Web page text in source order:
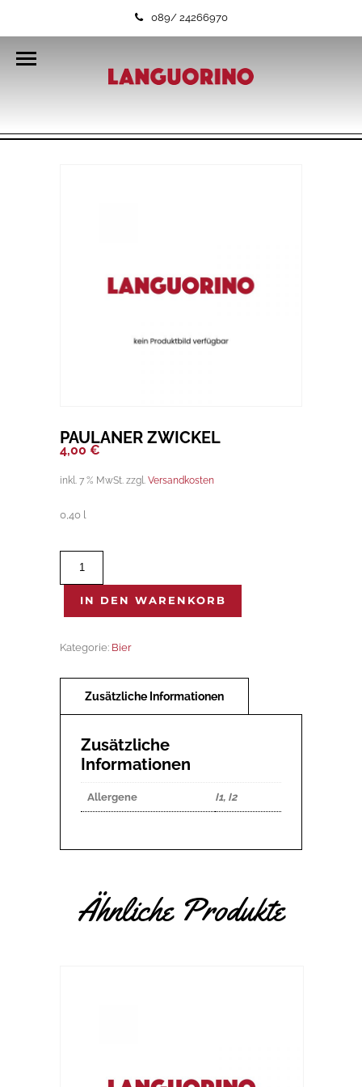
089/ 24266970
PAULANER ZWICKEL
4,00 €
inkl. 7 % MwSt. zzgl. Versandkosten
0,40 l
MengeIN DEN WARENKORB
Kategorie: Bier
Zusätzliche
Informationen
Allergene I1, I2
Ähnliche Produkte